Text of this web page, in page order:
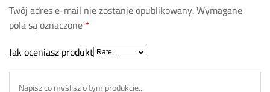
Twój adres e-mail nie zostanie opublikowany.Wymagane
pola są oznaczone*
Jak oceniasz produkt